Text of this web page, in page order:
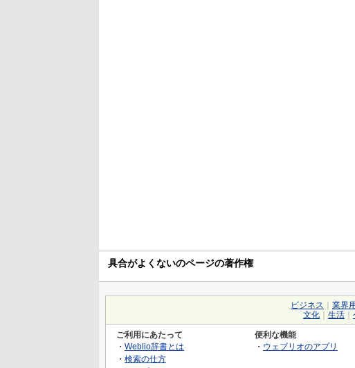
具合がよくないのページの著作権
ビジネス 業界
文化
生活
ご利用にあたって
・ Weblio辞書とは
・ 検索の仕方
便利な機能
・ ウェブリオのアプリ